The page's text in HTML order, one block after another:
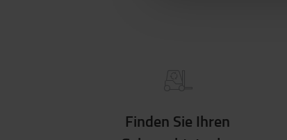
Finden Sie Ihren